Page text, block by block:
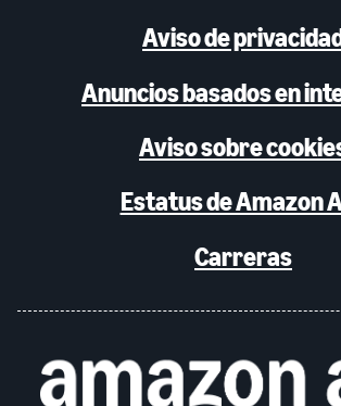
Aviso de
Anuncios basados en
Aviso sobre
Estatus de Amazon
Carreras